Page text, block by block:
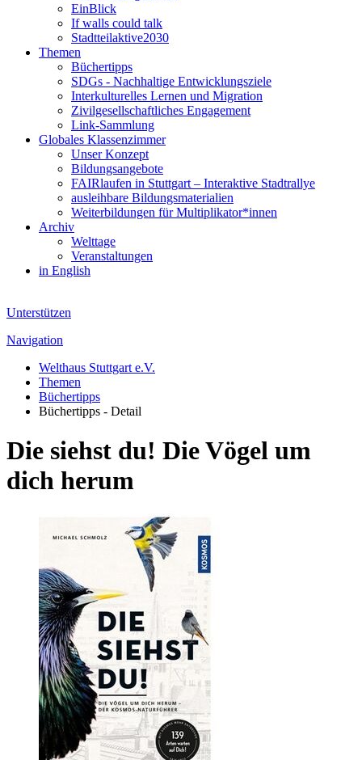
EinBlick
If walls could talk
Stadtteilaktive2030
Themen
Büchertipps
SDGs - Nachhaltige Entwicklungsziele
Interkulturelles Lernen und Migration
Zivilgesellschaftliches Engagement
Link-Sammlung
Globales Klassenzimmer
Unser Konzept
Bildungsangebote
FAIRlaufen in Stuttgart – Interaktive Stadtrallye
ausleihbare Bildungsmaterialien
Weiterbildungen für Multiplikator*innen
Archiv
Welttage
Veranstaltungen
in English
Unterstützen
Navigation
Welthaus Stuttgart e.V.
Themen
Büchertipps
Büchertipps - Detail
Die siehst du! Die Vögel um
dich herum